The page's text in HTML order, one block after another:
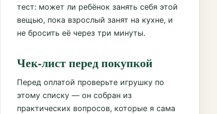
тест: может ли ребёнок занять себя этой
вещью, пока взрослый занят на кухне, и
не бросить её через три минуты.
Чек-лист перед покупкой
Перед оплатой проверьте игрушку по
этому списку — он собран из
практических вопросов, которые я сама